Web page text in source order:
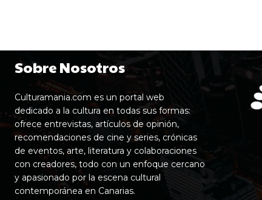
Sobre Nosotros
Culturamania.com es un portal web
dedicado a la cultura en todas sus formas:
ofrece entrevistas, artículos de opinión,
recomendaciones de cine y series, crónicas
de eventos, arte, literatura y colaboraciones
con creadores, todo con un enfoque cercano
y apasionado por la escena cultural
contemporánea en Canarias.